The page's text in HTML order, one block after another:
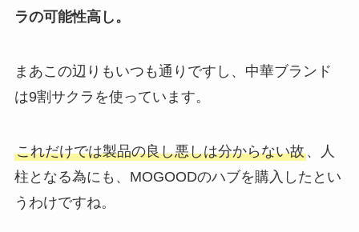
ラの可能性高し。
まあこの辺りもいつも通りですし、中華ブランド
は9割サクラを使っています。
これだけでは製品の良し悪しは分からない故、人
柱となる為にも、MOGOODのハブを購入したとい
うわけですね。